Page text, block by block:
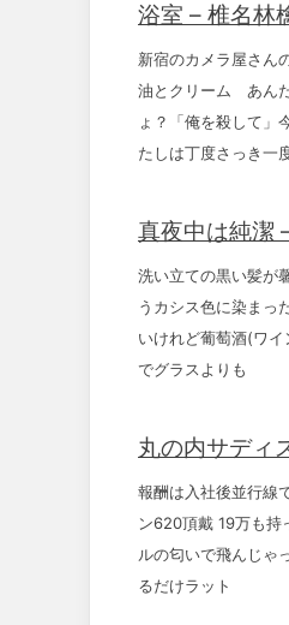
浴室 – 椎名林
新宿のカメラ屋さん
油とクリーム あん
ょ？「俺を殺して」
たしは丁度さっき一
真夜中は純潔
洗い立ての黒い髪が
うカシス色に染まっ
いけれど葡萄酒(ワ
でグラスよりも
丸の内サディ
報酬は入社後並行線
ン620頂戴 19万も
ルの匂いで飛んじゃ
るだけラット